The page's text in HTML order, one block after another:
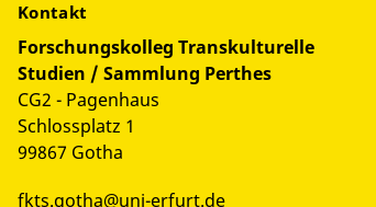
Kontakt
Forschungskolleg Transkulturelle
Studien / Sammlung Perthes
CG2 - Pagenhaus
Schlossplatz 1
99867 Gotha
fkts.gotha@uni-erfurt.de